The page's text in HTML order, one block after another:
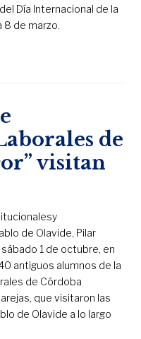
Día Internacional de la
8 de marzo.
de
visitan
de Olavide, Pilar
1 de octubre, en
antiguos alumnos de la
de Córdoba
que visitaron las
de Olavide a lo largo